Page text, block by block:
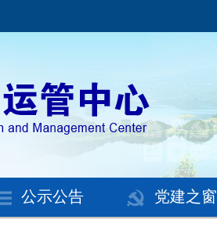
公示公告 党建之窗